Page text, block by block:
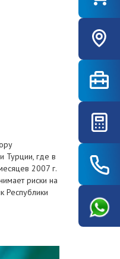
Турции, где в
2007 г.
риски на
Республики